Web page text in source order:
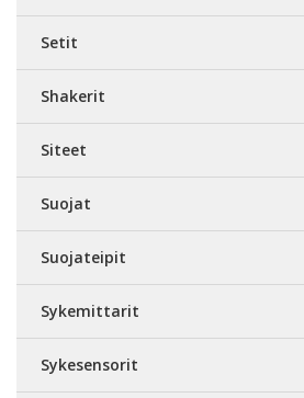
Setit
Shakerit
Siteet
Suojat
Suojateipit
Sykemittarit
Sykesensorit